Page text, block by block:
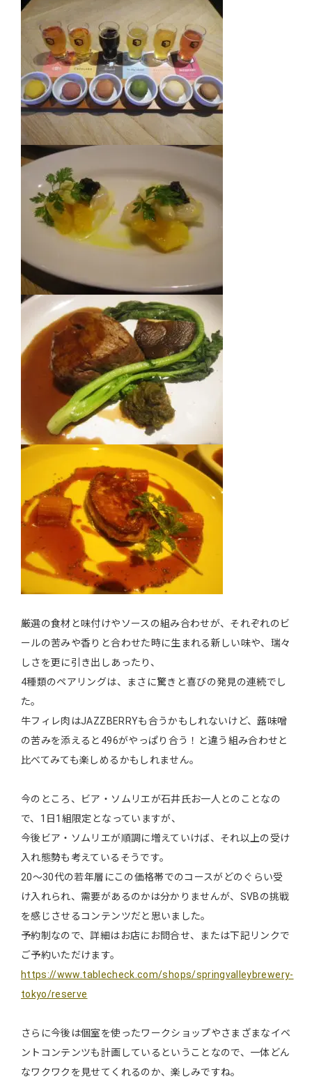
厳選の食材と味付けやソースの組み合わせが、それぞれのビ
ールの苦みや香りと合わせた時に生まれる新しい味や、瑞々
しさを更に引き出しあったり、
4種類のペアリングは、まさに驚きと喜びの発見の連続でし
た。
牛フィレ肉はJAZZBERRYも合うかもしれないけど、蕗味噌
の苦みを添えると496がやっぱり合う！と違う組み合わせと
比べてみても楽しめるかもしれません。
今のところ、ビア・ソムリエが石井氏お一人とのことなの
で、1日1組限定となっていますが、
今後ビア・ソムリエが順調に増えていけば、それ以上の受け
入れ態勢も考えているそうです。
20～30代の若年層にこの価格帯でのコースがどのぐらい受
け入れられ、需要があるのかは分かりませんが、SVBの挑戦
を感じさせるコンテンツだと思いました。
予約制なので、詳細はお店にお問合せ、または下記リンクで
ご予約いただけます。
https://www.tablecheck.com/shops/springvalleybrewery-
tokyo/reserve
さらに今後は個室を使ったワークショップやさまざまなイベ
ントコンテンツも計画しているということなので、一体どん
なワクワクを見せてくれるのか、楽しみですね。